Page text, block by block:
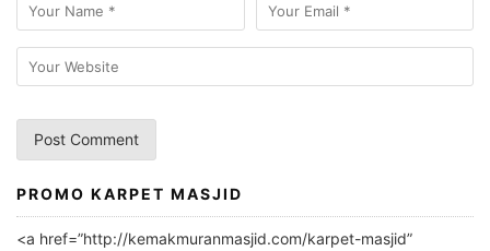
A
l
PROMO KARPET MASJID
<a href=”http://kemakmuranmasjid.com/karpet-masjid”